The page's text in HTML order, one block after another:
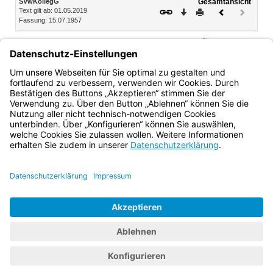
Text gilt ab: 01.05.2019
Fassung: 15.07.1957
Download
DruckenVorheriges
(inaktiv)
2)
2) [Amtl. Anm.:]Betrifft die ursprüngliche Fassung vom 15.
Juli 1957 (GVBl. S. 161)
Bayern.de
BayernPortal
Impressum